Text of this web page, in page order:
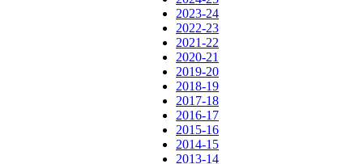
2023-24
2022-23
2021-22
2020-21
2019-20
2018-19
2017-18
2016-17
2015-16
2014-15
2013-14